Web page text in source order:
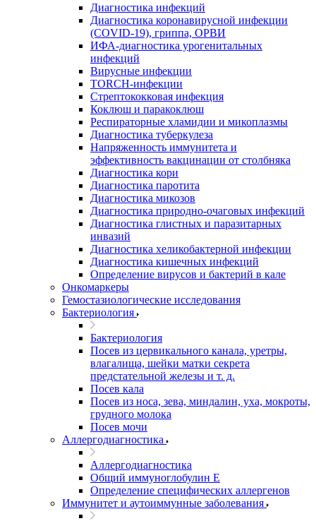
Диагностика инфекций
Диагностика коронавирусной инфекции
(COVID-19), гриппа, ОРВИ
ИФА-диагностика урогенитальных
инфекций
Вирусные инфекции
TORCH-инфекции
Стрептококковая инфекция
Коклюш и паракоклюш
Респираторные хламидии и микоплазмы
Диагностика туберкулеза
Напряженность иммунитета и
эффективность вакцинации от столбняка
Диагностика кори
Диагностика паротита
Диагностика микозов
Диагностика природно-очаговых инфекций
Диагностика глистных и паразитарных
инвазий
Диагностика хеликобактерной инфекции
Диагностика кишечных инфекций
Определение вирусов и бактерий в кале
Онкомаркеры
Гемостазиологические исследования
Бактериология
Бактериология
Посев из цервикального канала, уретры,
влагалища, шейки матки секрета
предстательной железы и т. д.
Посев кала
Посев из носа, зева, миндалин, уха, мокроты,
грудного молока
Посев мочи
Аллергодиагностика
Аллергодиагностика
Общий иммуноглобулин Е
Определение специфических аллергенов
Иммунитет и аутоиммунные заболевания